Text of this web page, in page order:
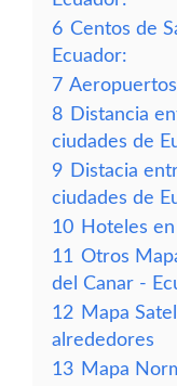
6 Centos de
Ecuador:
7
8 Distancia
ciudades de
9 Distacia
ciudades de
10 Hoteles
11 Otros
del Canar -
12 Mapa
alrededores
13 Mapa